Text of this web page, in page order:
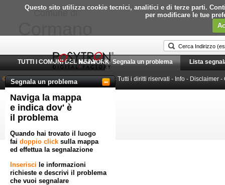
Questo sito utilizza cookie tecnici, analitici e di terze parti.
per modificare le tue
TUTTI I COMUNI DEL NETWORK
Home Segnala un problema Lista
Segnala un problema
Naviga la mappa
e indica dov' è
il problema
Quando hai trovato il luogo
fai doppio click sulla mappa
ed effettua la segnalazione
Inserisci le informazioni
richieste e descrivi il problema
che vuoi segnalare
© 2010-2026 Posytron Engineering S.r.l.- Tutti i diritti riservati - Info - Disclaimer -
Powered by GeoWorkflow